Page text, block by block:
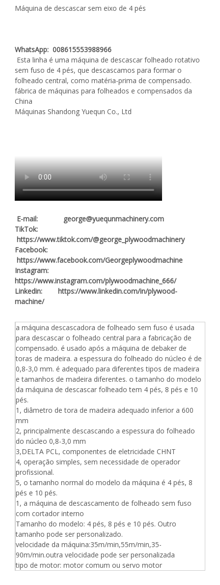
Máquina de descascar sem eixo de 4 pés
WhatsApp: 008615553988966
Esta linha é uma máquina de descascar folheado rotativo
sem fuso de 4 pés, que descascamos para formar o
folheado central, como matéria-prima de compensado.
fábrica de máquinas para folheados e compensados ​​​​da
China
Máquinas Shandong Yuequn Co., Ltd
E-mail: george@yuequnmachinery.com
TikTok:
https://www.tiktok.com/@george_plywoodmachinery
Facebook:
https://www.facebook.com/Georgeplywoodmachine
Instagram:
https://www.instagram.com/plywoodmachine_666/
Linkedin: https://www.linkedin.com/in/plywood-
machine/
a máquina descascadora de folheado sem fuso é usada
para descascar o folheado central para a fabricação de
compensado. é usado após a máquina de debaker de
toras de madeira. a espessura do folheado do núcleo é de
0,8-3,0 mm. é adequado para diferentes tipos de madeira
e tamanhos de madeira diferentes. o tamanho do modelo
da máquina de descascar folheado tem 4 pés, 8 pés e 10
pés.
1, diâmetro de tora de madeira adequado inferior a 600
mm
2, principalmente descascando a espessura do folheado
do núcleo 0,8-3,0 mm
3,DELTA PCL, componentes de eletricidade CHNT
4, operação simples, sem necessidade de operador
profissional.
5, o tamanho normal do modelo da máquina é 4 pés, 8
pés e 10 pés.
1, a máquina de descascamento de folheado sem fuso
com cortador interno
Tamanho do modelo: 4 pés, 8 pés e 10 pés. Outro
tamanho pode ser personalizado.
velocidade da máquina:35m/min,55m/min,35-
90m/min.outra velocidade pode ser personalizada
tipo de motor: motor comum ou servo motor